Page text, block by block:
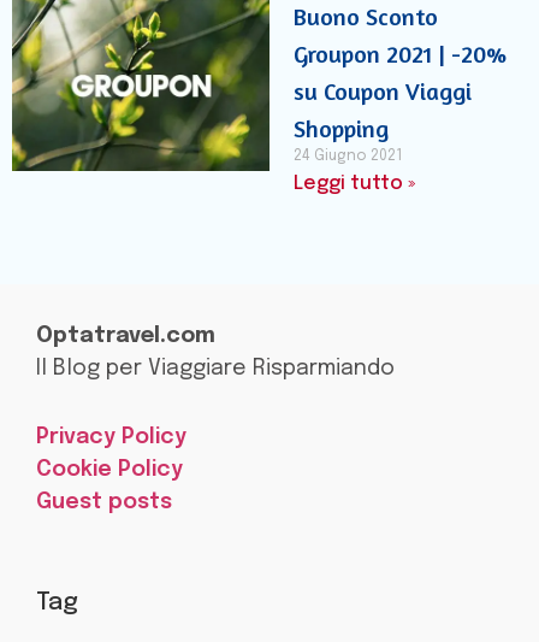
Buono Sconto
Groupon 2021 | -20%
su Coupon Viaggi
Shopping
24 Giugno 2021
Leggi tutto »
Optatravel.com
Il Blog per Viaggiare Risparmiando
Privacy Policy
Cookie Policy
Guest posts
Tag